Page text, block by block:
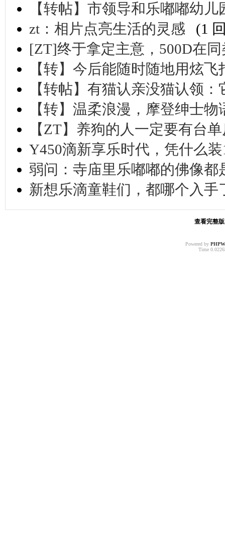
【转帖】市领导和乐嘟嘟幼
zt：相片点亮生活的灵感
(1
[ZT]终于拿定主意，500D在
【转】今后能随时随地用炫
【转帖】有猫认亲没猫认领
【转】温柔浪漫，摩登绅士物
【ZT】养狗的人一定要有台
Y450滴新享乐时代，凭什么
弱问：寺庙里乐嘟嘟的佛像都
新想乐滴童鞋们，都哪个入手
查看完整
Powered by
Time